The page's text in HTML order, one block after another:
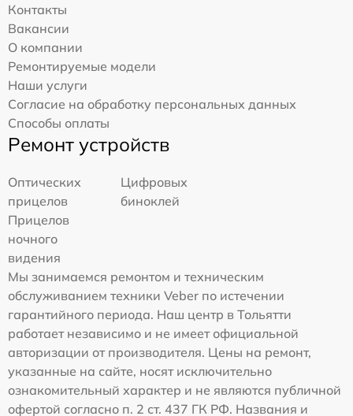
Контакты
Вакансии
О компании
Ремонтируемые модели
Наши услуги
Согласие на обработку персональных данных
Способы оплаты
Ремонт устройств
Оптических
прицелов
Цифровых
биноклей
Прицелов
ночного
видения
Мы занимаемся ремонтом и техническим
обслуживанием техники Veber по истечении
гарантийного периода. Наш центр в Тольятти
работает независимо и не имеет официальной
авторизации от производителя. Цены на ремонт,
указанные на сайте, носят исключительно
ознакомительный характер и не являются публичной
офертой согласно п. 2 ст. 437 ГК РФ. Названия и